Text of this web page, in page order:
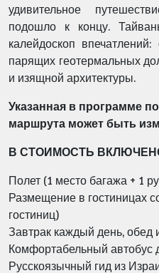
удивительное
подошло к концу.
калейдоскоп
парящих геотермальных
и изящной архитектуры.
Указанная в программе
маршрута может быть
В СТОИМОСТЬ
Полет (1 место багажа + 1
Размещение в гостиницах
гостиниц)
Завтрак каждый день,
Комфортабельный
Русскоязычный гид из